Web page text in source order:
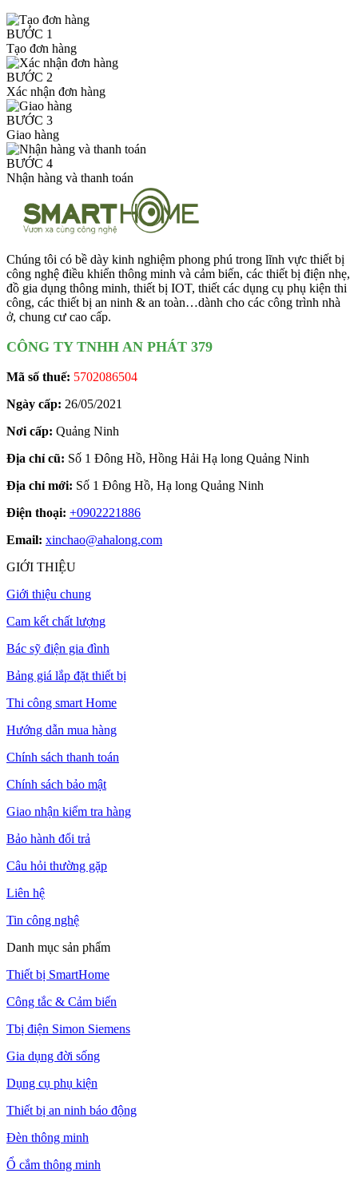
BƯỚC 1
Tạo đơn hàng
BƯỚC 2
Xác nhận đơn hàng
BƯỚC 3
Giao hàng
BƯỚC 4
Nhận hàng và thanh toán
Chúng tôi có bề dày kinh nghiệm phong phú trong lĩnh vực thiết bị
công nghệ điều khiển thông minh và cảm biến, các thiết bị điện nhẹ,
đồ gia dụng thông minh, thiết bị IOT, thiết các dụng cụ phụ kiện thi
công, các thiết bị an ninh & an toàn…dành cho các công trình nhà
ở, chung cư cao cấp.
CÔNG TY TNHH AN PHÁT 379
Mã số thuế: 5702086504
Ngày cấp: 26/05/2021
Nơi cấp: Quảng Ninh
Địa chỉ cũ: Số 1 Đông Hồ, Hồng Hải Hạ long Quảng Ninh
Địa chỉ mới: Số 1 Đông Hồ, Hạ long Quảng Ninh
Điện thoại: +0902221886
Email: xinchao@ahalong.com
GIỚI THIỆU
Giới thiệu chung
Cam kết chất lượng
Bác sỹ điện gia đình
Bảng giá lắp đặt thiết bị
Thi công smart Home
Hướng dẫn mua hàng
Chính sách thanh toán
Chính sách bảo mật
Giao nhận kiểm tra hàng
Bảo hành đổi trả
Câu hỏi thường gặp
Liên hệ
Tin công nghệ
Danh mục sản phẩm
Thiết bị SmartHome
Công tắc & Cảm biến
Tbị điện Simon Siemens
Gia dụng đời sống
Dụng cụ phụ kiện
Thiết bị an ninh báo động
Đèn thông minh
Ổ cắm thông minh